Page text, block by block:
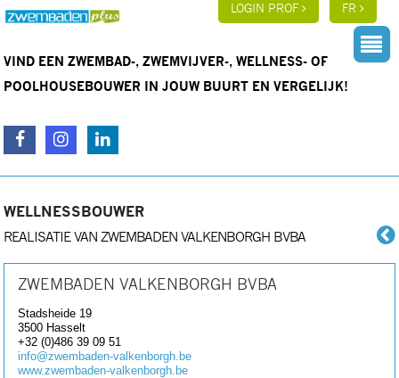
LOGIN PROF FR
VIND EEN ZWEMBAD-, ZWEMVIJVER-, WELLNESS- OF
POOLHOUSEBOUWER IN JOUW BUURT EN VERGELIJK!
WELLNESSBOUWER
REALISATIE VAN ZWEMBADEN VALKENBORGH BVBA
ZWEMBADEN VALKENBORGH BVBA
Stadsheide 19
3500 Hasselt
+32 (0)486 39 09 51
info@zwembaden-valkenborgh.be
www.zwembaden-valkenborgh.be